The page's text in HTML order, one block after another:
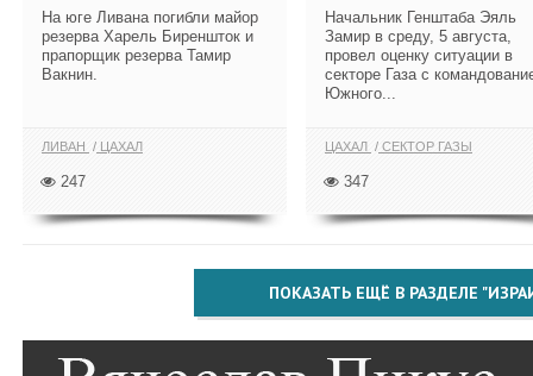
На юге Ливана погибли майор
резерва Харель Биреншток и
прапорщик резерва Тамир
Вакнин.
ЛИВАН ЦАХАЛ
247
Начальник Генштаба Эяль
Замир в среду, 5 августа,
провел оценку ситуации в
секторе Газа с
Южного...
ЦАХАЛ СЕКТОР ГАЗЫ
347
ПОКАЗАТЬ ЕЩЁ В РАЗДЕЛЕ